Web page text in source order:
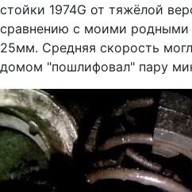
стойки 1974G от тяжёлой
сравнению с моими родными
25мм. Средняя скорость
домом "пошлифовал" пару